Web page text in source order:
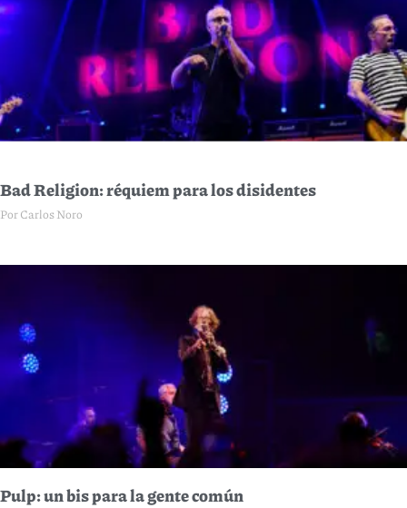
Bad Religion: réquiem para los disidentes
Por Carlos Noro
Pulp: un bis para la gente común